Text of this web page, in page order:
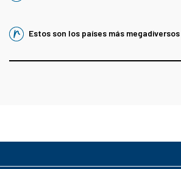
Estos son los países más